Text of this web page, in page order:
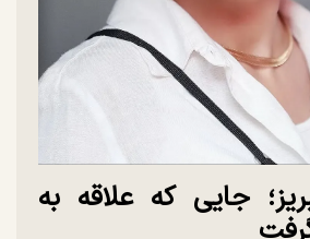
جایی که علاقه به